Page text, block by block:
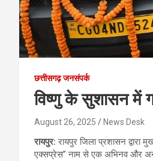
छत्तीसगढ़ जनसंपर्क
विष्णु के सुशासन में
August 26, 2025 News Desk
रायपुर: रायपुर जिला प्रशासन
एक्सप्रेस” नाम से एक अभिनव और